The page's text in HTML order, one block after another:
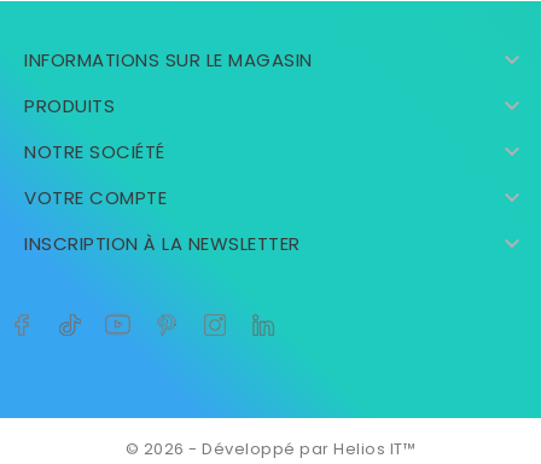
INFORMATIONS SUR LE MAGASIN 
PRODUITS 
NOTRE SOCIÉTÉ 
VOTRE COMPTE 
INSCRIPTION À LA NEWSLETTER 
© 2026 - Développé par Helios IT™